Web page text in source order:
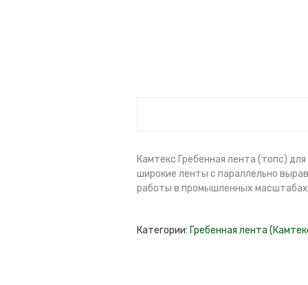
Камтекс Гребенная лента (топс)
широкие ленты с параллельно
работы в промышленных
Категории: Гребенная лента